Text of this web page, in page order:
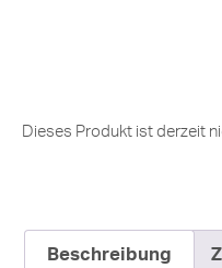
Dieses Produkt ist derzeit
Beschreibung